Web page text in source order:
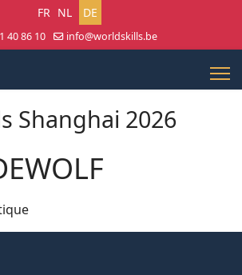
Sprache auswählen
FR NL DE
40 86 10
info@worldskills.be
Shanghai 2026